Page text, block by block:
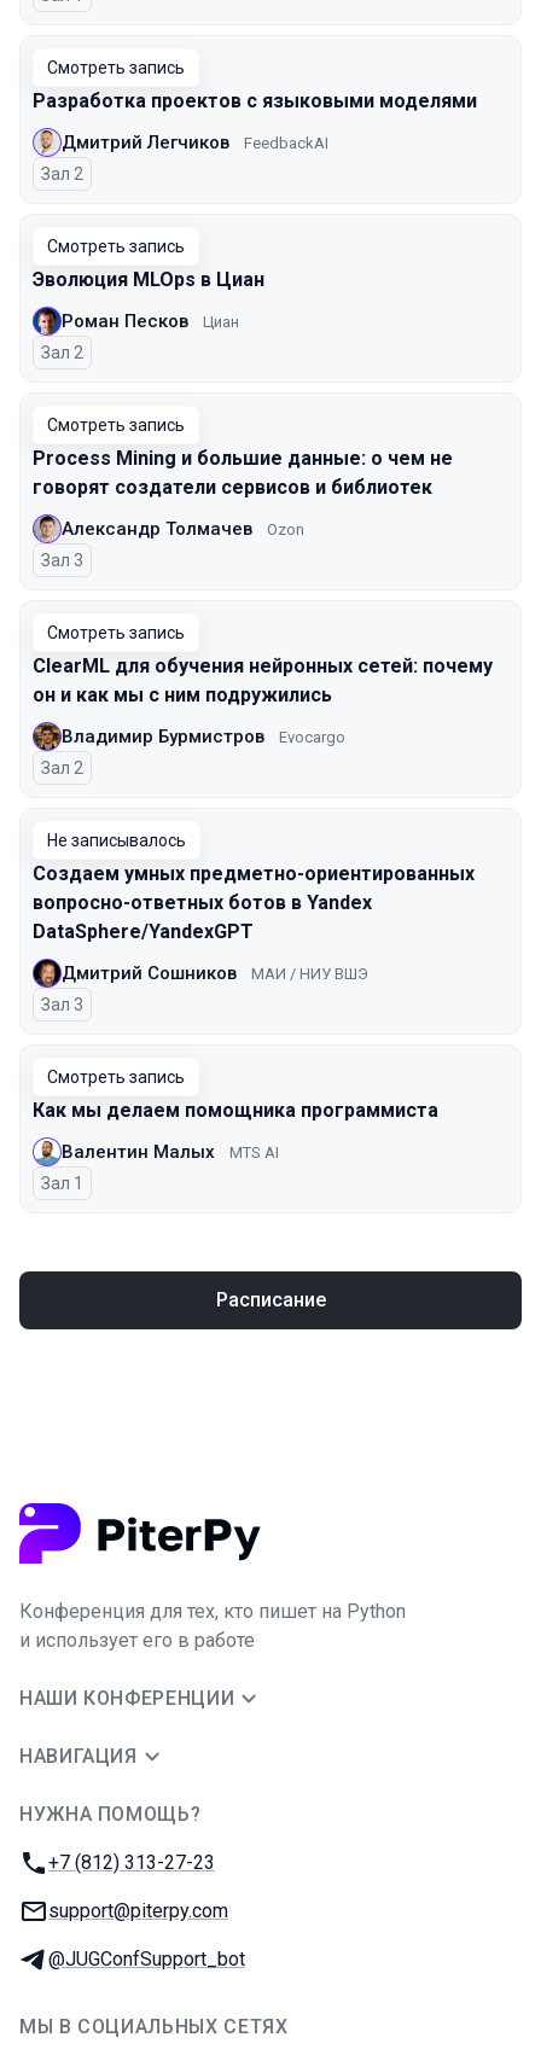
Смотреть запись
Разработка проектов с языковыми моделями
Дмитрий Легчиков FeedbackAI
Зал 2
Смотреть запись
Эволюция MLOps в Циан
Роман Песков Циан
Зал 2
Смотреть запись
Process Mining и большие данные: о чем не
говорят создатели сервисов и библиотек
Александр Толмачев Ozon
Зал 3
Смотреть запись
ClearML для обучения нейронных сетей: почему
он и как мы с ним подружились
Владимир Бурмистров Evocargo
Зал 2
Не записывалось
Создаем умных предметно-ориентированных
вопросно-ответных ботов в Yandex
DataSphere/YandexGPT
Дмитрий Сошников МАИ / НИУ ВШЭ
Зал 3
Смотреть запись
Как мы делаем помощника программиста
Валентин Малых MTS AI
Зал 1
Расписание
Конференция для тех, кто пишет на Python
и использует его в работе
НАШИ КОНФЕРЕНЦИИ
НАВИГАЦИЯ
НУЖНА ПОМОЩЬ?
Телефон:
+7 (812) 313-27-23
E-mail:
support@piterpy.com
Телеграм:
@JUGConfSupport_bot
МЫ В СОЦИАЛЬНЫХ СЕТЯХ